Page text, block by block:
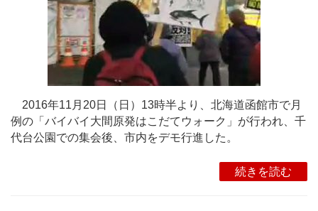
2016年11月20日（日）13時半より、北海道函館市で月
例の「バイバイ大間原発はこだてウォーク」が行われ、千
代台公園での集会後、市内をデモ行進した。
続きを読む